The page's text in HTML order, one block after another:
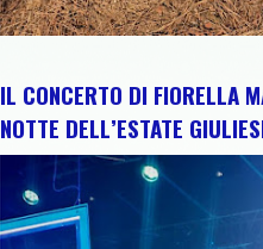
IL CONCERTO DI FIORELLA
NOTTE DELL’ESTATE